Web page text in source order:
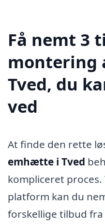
Få nemt 3
montering
Tved, du
ved
At finde den rette
emhætte i Tved
kompliceret
platform kan du
forskellige tilbud